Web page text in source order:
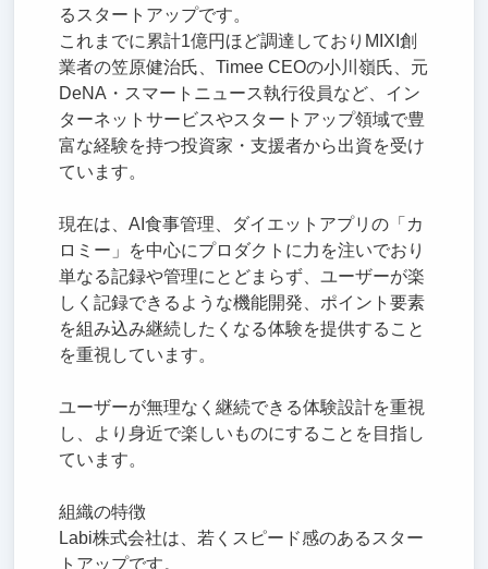
るスタートアップです。
これまでに累計1億円ほど調達しておりMIXI創
業者の笠原健治氏、Timee CEOの小川嶺氏、元
DeNA・スマートニュース執行役員など、イン
ターネットサービスやスタートアップ領域で豊
富な経験を持つ投資家・支援者から出資を受け
ています。
現在は、AI食事管理、ダイエットアプリの「カ
ロミー」を中心にプロダクトに力を注いでおり
単なる記録や管理にとどまらず、ユーザーが楽
しく記録できるような機能開発、ポイント要素
を組み込み継続したくなる体験を提供すること
を重視しています。
ユーザーが無理なく継続できる体験設計を重視
し、より身近で楽しいものにすることを目指し
ています。
組織の特徴
Labi株式会社は、若くスピード感のあるスター
トアップです。